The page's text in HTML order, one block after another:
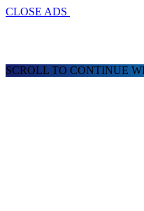
CLOSE ADS
SCROLL TO CONTINUE